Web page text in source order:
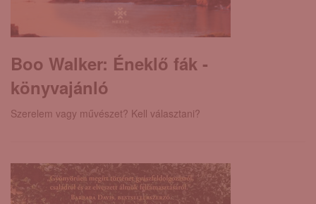
Boo Walker: Éneklő fák -
könyvajánló
Szerelem vagy művészet? Kell választani?